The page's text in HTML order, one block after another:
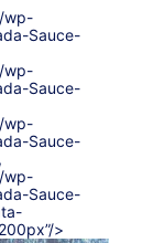
wp-
Sauce-
wp-
Sauce-
wp-
Sauce-
wp-
Sauce-
>